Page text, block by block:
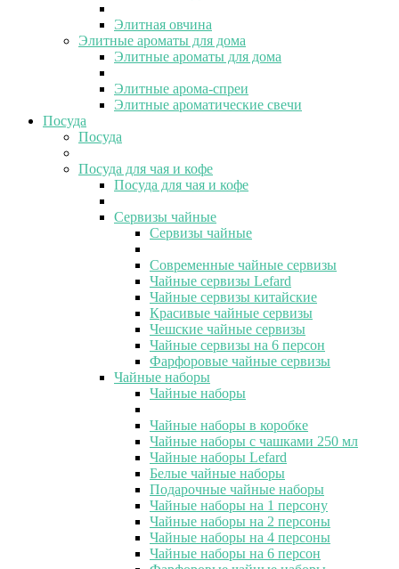
Элитная овчина
Элитные ароматы для дома
Элитные ароматы для дома
Элитные арома-спреи
Элитные ароматические свечи
Посуда
Посуда
Посуда для чая и кофе
Посуда для чая и кофе
Сервизы чайные
Сервизы чайные
Современные чайные сервизы
Чайные сервизы Lefard
Чайные сервизы китайские
Красивые чайные сервизы
Чешские чайные сервизы
Чайные сервизы на 6 персон
Фарфоровые чайные сервизы
Чайные наборы
Чайные наборы
Чайные наборы в коробке
Чайные наборы с чашками 250 мл
Чайные наборы Lefard
Белые чайные наборы
Подарочные чайные наборы
Чайные наборы на 1 персону
Чайные наборы на 2 персоны
Чайные наборы на 4 персоны
Чайные наборы на 6 персон